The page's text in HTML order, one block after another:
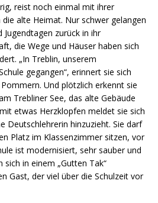
reist noch einmal mit ihrer
alte Heimat. Nur schwer gelangen
zurück in ihr
die Wege und Häuser haben sich
„In Treblin, unserem
gegangen“, erinnert sie sich
Und plötzlich erkennt sie
Trebliner See, das alte Gebäude
etwas Herzklopfen meldet sie sich
Deutschlehrerin hinzuzieht. Sie darf
Platz im Klassenzimmer sitzen, vor
ist modernisiert, sehr sauber und
in einem „Gutten Tak“
Gast, der viel über die Schulzeit vor